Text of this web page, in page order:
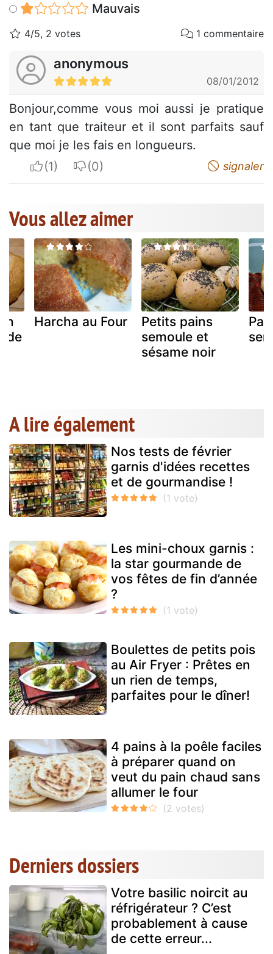
Mauvais
4/5, 2 votes 1 commentaire
anonymous
08/01/2012
Bonjour,comme vous moi aussi je pratique
en tant que traiteur et il sont parfaits sauf
que moi je les fais en longueurs.
I apreciateI do not appreciate signaler
Vous allez aimer
de
Harcha au Four
Petits pains
semoule et
sésame noir
A lire également
Nos tests de février
garnis d'idées recettes
et de gourmandise !
Les mini-choux garnis :
la star gourmande de
vos fêtes de fin d’année
?
Boulettes de petits pois
au Air Fryer : Prêtes en
un rien de temps,
parfaites pour le dîner!
4 pains à la poêle faciles
à préparer quand on
veut du pain chaud sans
allumer le four
Derniers dossiers
Votre basilic noircit au
réfrigérateur ? C’est
probablement à cause
de cette erreur...